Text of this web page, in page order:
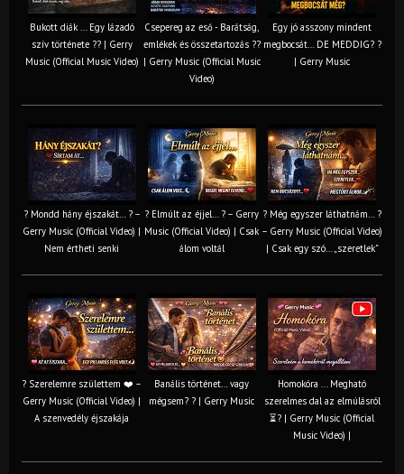
Bukott diák ... Egy lázadó
szív története ?? | Gerry
Music (Official Music Video)
Csepereg az eső - Barátság,
emlékek és összetartozás ?️?
| Gerry Music (Official Music
Video)
Egy jó asszony mindent
megbocsát… DE MEDDIG? ?
| Gerry Music
? Mondd hány éjszakát… ? –
Gerry Music (Official Video) |
Nem értheti senki
? Elmúlt az éjjel… ? – Gerry
Music (Official Video) | Csak
álom voltál
? Még egyszer láthatnám… ?
– Gerry Music (Official Video)
| Csak egy szó… „szeretlek”
? Szerelemre születtem ❤️ –
Gerry Music (Official Video) |
A szenvedély éjszakája
Banális történet… vagy
mégsem? ? | Gerry Music
Homokóra ... Megható
szerelmes dal az elmúlásról
⏳? | Gerry Music (Official
Music Video) |